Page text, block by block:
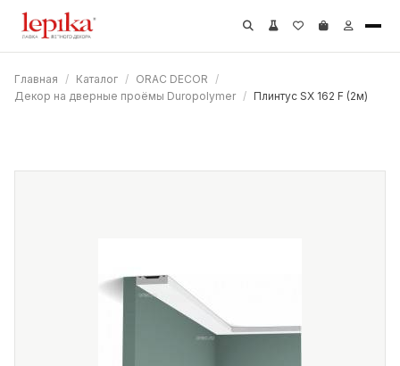
Главная / Каталог / ORAC DECOR /
Декор на дверные проёмы Duropolymer / Плинтус SX 162 F (2м)